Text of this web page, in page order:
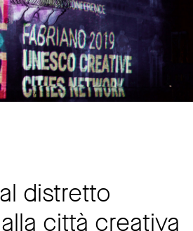
distretto
città creativa